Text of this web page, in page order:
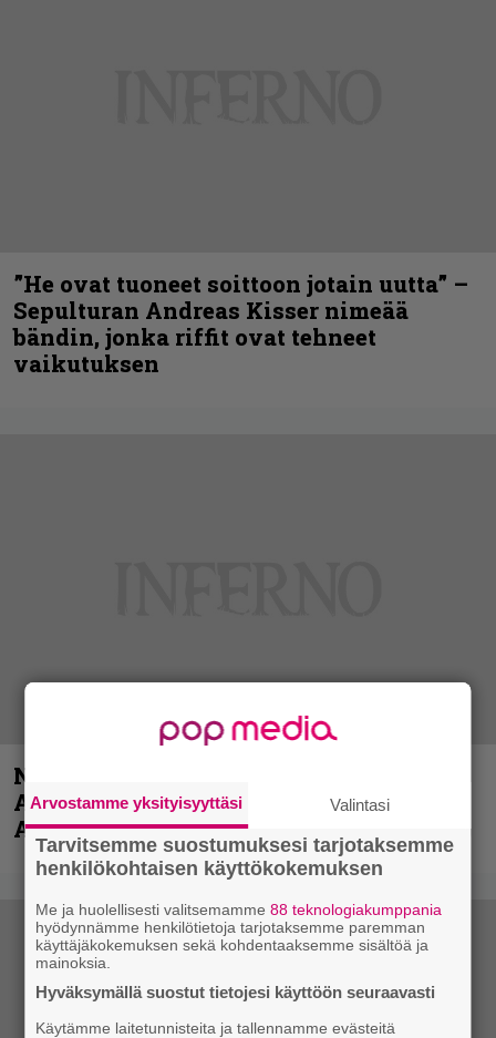
”He ovat tuoneet soittoon jotain uutta” –
Sepulturan Andreas Kisser nimeää
bändin, jonka riffit ovat tehneet
vaikutuksen
Näin lähtee Ghostin Tobias Forgelta
Accept – menossa mukana myös
Anthrax- ja Korn-miehistöä
Arvostamme yksityisyyttäsi Valintasi
Tarvitsemme suostumuksesi tarjotaksemme
henkilökohtaisen käyttökokemuksen
Me ja huolellisesti valitsemamme88 teknologiakumppania
hyödynnämme henkilötietoja tarjotaksemme paremman
käyttäjäkokemuksen sekä kohdentaaksemme sisältöä ja
mainoksia.
Hyväksymällä suostut tietojesi käyttöön seuraavasti
Käytämme laitetunnisteita ja tallennamme evästeitä